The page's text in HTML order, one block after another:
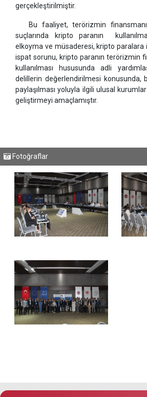
gerçekleştirilmiştir.
Bu faaliyet, terörizmin
suçlarında kripto paranın
elkoyma ve müsaderesi, kripto paralara
ispat sorunu, kripto paranın terörizmin
kullanılması hususunda adli
delillerin değerlendirilmesi konusunda,
paylaşılması yoluyla ilgili ulusal
geliştirmeyi amaçlamıştır.
Fotoğraflar